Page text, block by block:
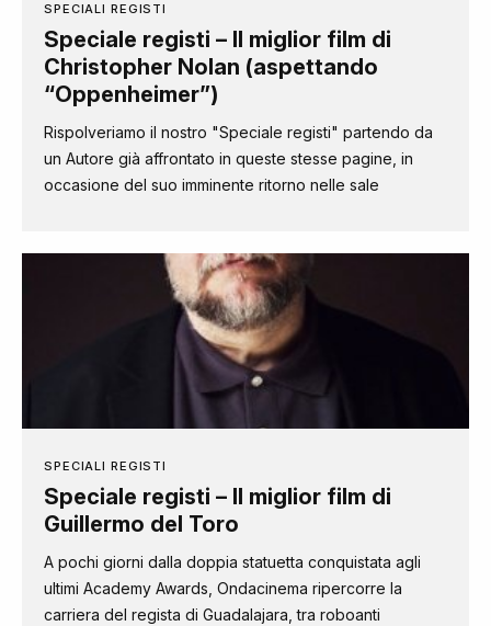
SPECIALI REGISTI
Speciale registi – Il miglior film di
Christopher Nolan (aspettando
“Oppenheimer”)
Rispolveriamo il nostro "Speciale registi" partendo da
un Autore già affrontato in queste stesse pagine, in
occasione del suo imminente ritorno nelle sale
SPECIALI REGISTI
Speciale registi – Il miglior film di
Guillermo del Toro
A pochi giorni dalla doppia statuetta conquistata agli
ultimi Academy Awards, Ondacinema ripercorre la
carriera del regista di Guadalajara, tra roboanti